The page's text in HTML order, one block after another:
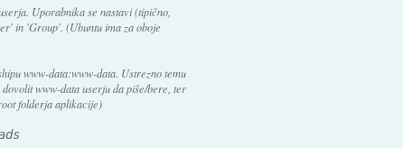
Uporabnika se nastavi (tipično,
in 'Group'. (Ubuntu ima za oboje
www-data:www-data. Ustrezno temu
www-data userju da piše/bere, ter
folderja aplikacije)